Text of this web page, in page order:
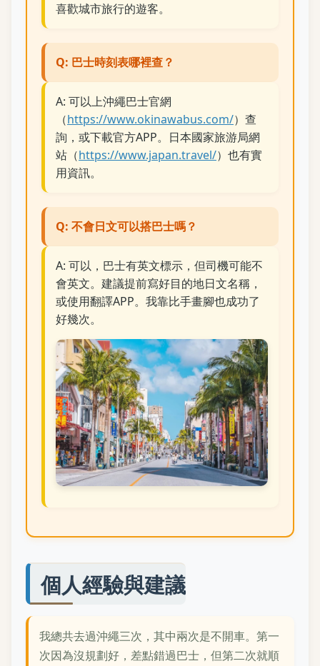
喜歡城市旅行的遊客。
Q: 巴士時刻表哪裡查？
A: 可以上沖繩巴士官網
（https://www.okinawabus.com/）查
詢，或下載官方APP。日本國家旅游局網
站（https://www.japan.travel/）也有實
用資訊。
Q: 不會日文可以搭巴士嗎？
A: 可以，巴士有英文標示，但司機可能不
會英文。建議提前寫好目的地日文名稱，
或使用翻譯APP。我靠比手畫腳也成功了
好幾次。
個人經驗與建議
我總共去過沖繩三次，其中兩次是不開車。第一
次因為沒規劃好，差點錯過巴士，但第二次就順